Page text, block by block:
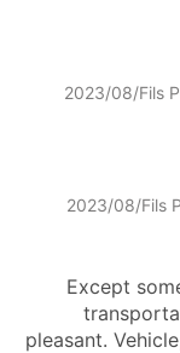
Except
pleasant.